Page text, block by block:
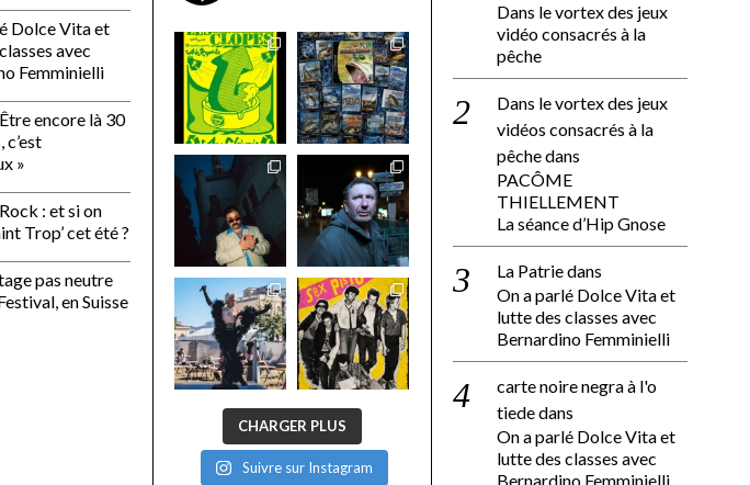
Dolce Vita et
avec
Femminielli
Être encore là 30
c’est
»
: et si on
Trop’ cet été ?
pas neutre
en Suisse
CHARGER PLUS
Suivre sur Instagram
Dans le vortex des jeux
vidéo consacrés à la
pêche
Dans le vortex des jeux
vidéos consacrés à la
pêchedans
PACÔME
THIELLEMENT
La séance d’Hip Gnose
La Patriedans
On a parlé Dolce Vita et
lutte des classes avec
Bernardino Femminielli
carte noire negra à l'o
tiededans
On a parlé Dolce Vita et
lutte des classes avec
Bernardino Femminielli